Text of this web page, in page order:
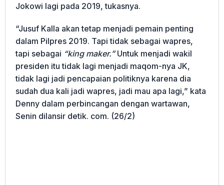
Jokowi lagi pada 2019, tukasnya.
“Jusuf Kalla akan tetap menjadi pemain penting
dalam Pilpres 2019. Tapi tidak sebagai wapres,
tapi sebagai “king maker.”Untuk menjadi wakil
presiden itu tidak lagi menjadi maqom-nya JK,
tidak lagi jadi pencapaian politiknya karena dia
sudah dua kali jadi wapres, jadi mau apa lagi,” kata
Denny dalam perbincangan dengan wartawan,
Senin dilansir detik. com. (26/2)